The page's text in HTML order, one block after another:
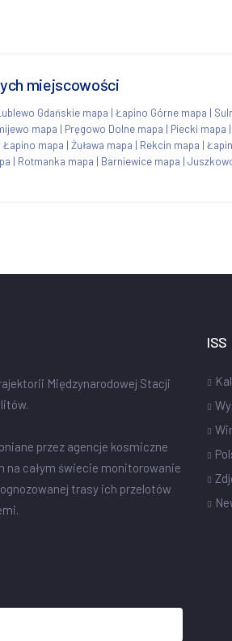
miejscowości
Gdańskie mapa | Łapino Górne mapa |
mapa | Pręgowo Dolne mapa | Piecki mapa |
Łapino mapa | Żuława mapa | Rekcin mapa |
| Rotmanka mapa | Barniewice mapa |
Międzynarodowej Stacji
przez agencje kosmiczne
na całym świecie monitorowanie
trasy ich przelotów
ISS